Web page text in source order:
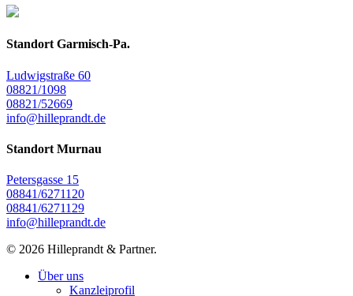
Standort Garmisch-Pa.
Ludwigstraße 60
08821/1098
08821/52669
info@hilleprandt.de
Standort Murnau
Petersgasse 15
08841/6271120
08841/6271129
info@hilleprandt.de
© 2026 Hilleprandt & Partner.
Close
Über uns
Kanzleiprofil